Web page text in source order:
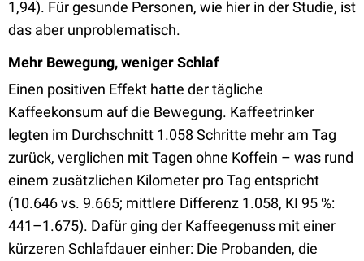
1,94). Für gesunde Personen, wie hier in der Studie, ist
das aber unproblematisch.
Mehr Bewegung, weniger Schlaf
Einen positiven Effekt hatte der tägliche
Kaffeekonsum auf die Bewegung. Kaffeetrinker
legten im Durchschnitt 1.058 Schritte mehr am Tag
zurück, verglichen mit Tagen ohne Koffein – was rund
einem zusätzlichen Kilometer pro Tag entspricht
(10.646 vs. 9.665; mittlere Differenz 1.058, KI 95 %:
441–1.675). Dafür ging der Kaffeegenuss mit einer
kürzeren Schlafdauer einher: Die Probanden, die